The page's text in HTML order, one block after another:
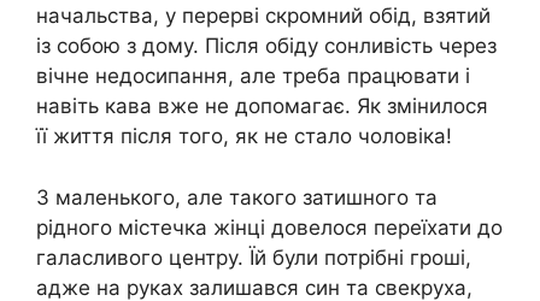
начальства, у перерві скромний обід, взятий
із собою з дому. Після обіду сонливість через
вічне недосипання, але треба працювати і
навіть кава вже не допомагає. Як змінилося
її життя після того, як не стало чоловіка!
З маленького, але такого затишного та
рідного містечка жінці довелося переїхати до
галасливого центру. Їй були потрібні гроші,
адже на руках залишався син та свекруха,